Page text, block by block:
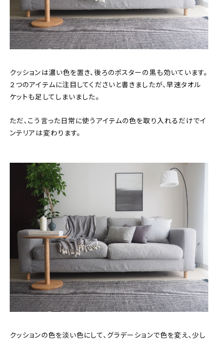
クッションは濃い色を置き、後ろのポスターの黒も効いています。
２つのアイテムに注目してくださいと書きましたが、早速タオル
ケットも足してしまいました。
ただ、こう言った日常に使うアイテムの色を取り入れるだけでイ
ンテリアは変わります。
クッションの色を淡い色にして、グラデーションで色を変え、少し